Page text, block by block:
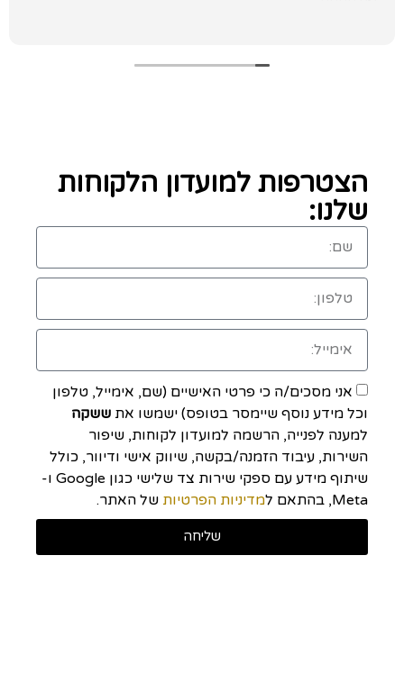
הצטרפות למועדון הלקוחות
שלנו:
אני מסכים/ה כי פרטי האישיים (שם, אימייל, טלפון
וכל מידע נוסף שיימסר בטופס) ישמשו את ששקה
למענה לפנייה, הרשמה למועדון לקוחות, שיפור
השירות, עיבוד הזמנה/בקשה, שיווק אישי ודיוור, כולל
שיתוף מידע עם ספקי שירות צד שלישי כגון Google ו-
Meta, בהתאם ל
מדיניות הפרטיות של האתר.
שליחה